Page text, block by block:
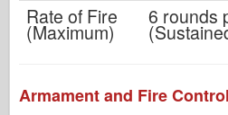
Rate of Fire
(Maximum)
6 rounds
Armament and Fire Control